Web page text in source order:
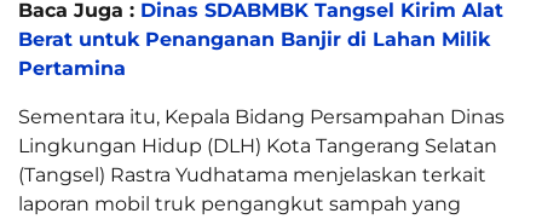
Baca Juga : Dinas SDABMBK Tangsel Kirim Alat
Berat untuk Penanganan Banjir di Lahan Milik
Pertamina
Sementara itu, Kepala Bidang Persampahan Dinas
Lingkungan Hidup (DLH) Kota Tangerang Selatan
(Tangsel) Rastra Yudhatama menjelaskan terkait
laporan mobil truk pengangkut sampah yang